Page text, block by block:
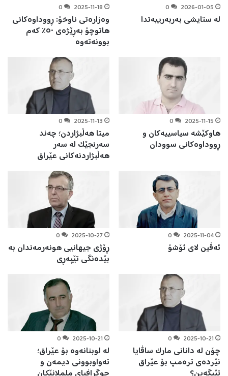
2026-01-05
0
لە ستایشی بەربەرییەتدا
2025-11-18
0
وەزارەتی ناوخۆ: ڕووداوەکانی
هاتوچۆ بەڕێژەی ٥٠٪ کەم
بوونەتەوە
2025-11-15
0
هاوکێشە سياسييەکان و
ڕووداوەکانی سوودان
2025-11-13
0
میتا هەڵبژاردن؛ چەند
سەرنجێک لە سەر
هەڵبژاردنەکانی عێراق
2025-11-04
0
ئەڤین لای ئۆشۆ
2025-10-27
0
ڕۆژی جیهانیی هونەرمەندان بە
بێدەنگی تێپەڕی
2025-10-21
0
چۆن لە دانانی مارک ساڤایا
نێردەی ترەمپ بۆ عێراق
2025-10-21
0
لە لوبنانەوە بۆ عێراق؛
تەواوبوونی دیمەن و